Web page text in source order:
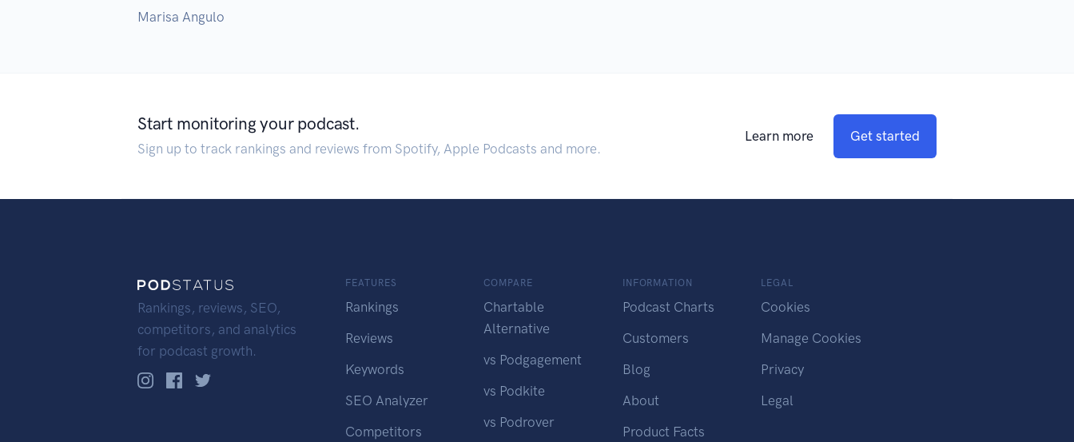
Marisa Angulo
Start monitoring your podcast.
Sign up to track rankings and reviews from Spotify, Apple Podcasts and more.
Learn more Get started
Rankings, reviews, SEO,
competitors, and analytics
for podcast growth.
FEATURES
Rankings
Reviews
Keywords
SEO Analyzer
Competitors
COMPARE
Chartable
Alternative
vs Podgagement
vs Podkite
vs Podrover
INFORMATION
Podcast Charts
Customers
Blog
About
Product Facts
LEGAL
Cookies
Manage Cookies
Privacy
Legal